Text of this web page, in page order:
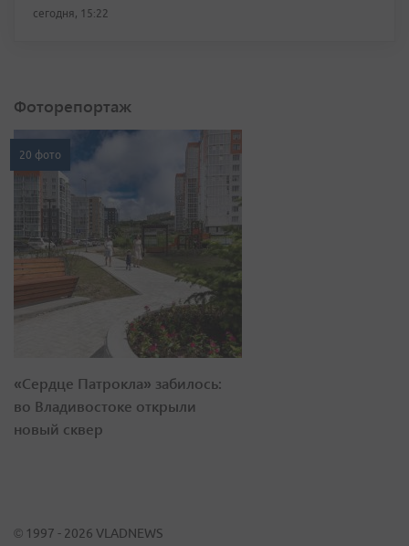
сегодня, 15:22
Фоторепортаж
20 фото
«Сердце Патрокла» забилось:
во Владивостоке открыли
новый сквер
© 1997 - 2026 VLADNEWS